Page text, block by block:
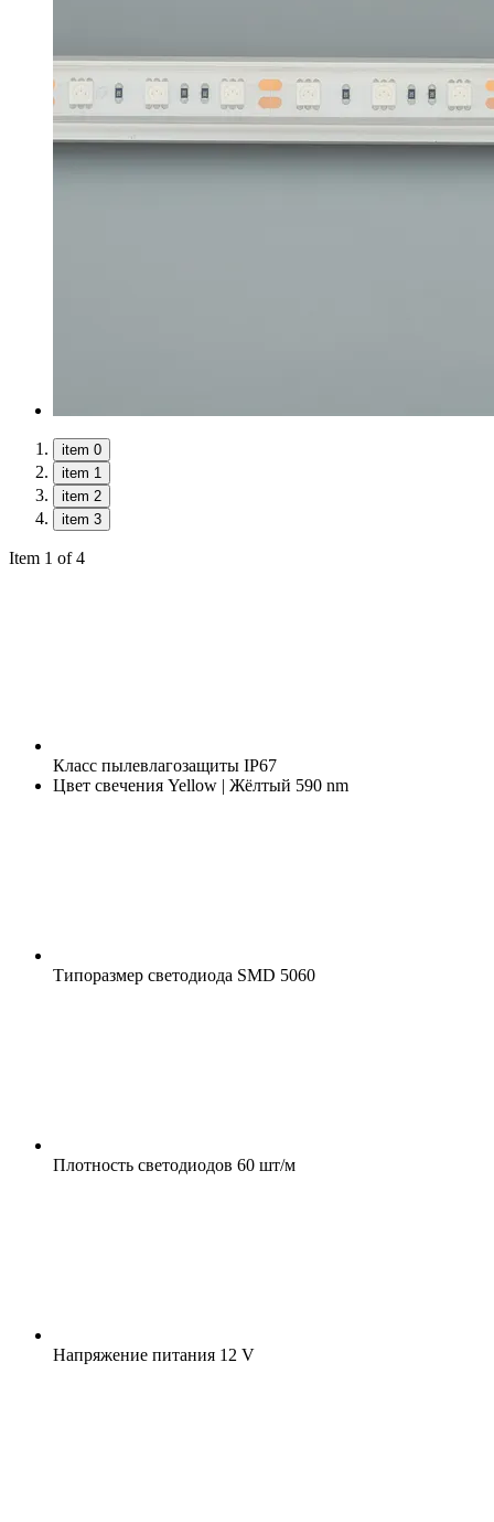
item 0
item 1
item 2
item 3
Item 1 of 4
Класс пылевлагозащиты IP67
Цвет свечения Yellow | Жёлтый 590 nm
Типоразмер светодиода SMD 5060
Плотность светодиодов 60 шт/м
Напряжение питания 12 V